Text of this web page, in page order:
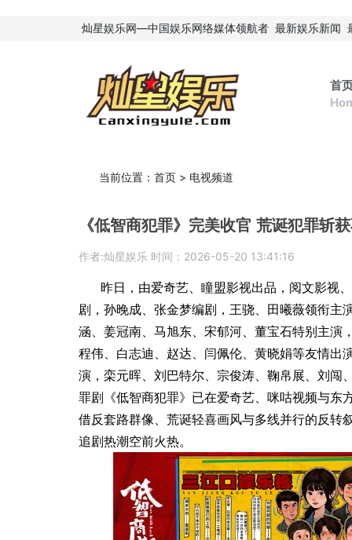
灿星娱乐网—中国娱乐网络媒体领航者 最新娱乐新闻
首
当前位置： 首页 > 电视频道
《低智商犯罪》完美收官 荒诞犯罪斩
作者:灿星娱乐 时间：2026-05-20 13:41:16
昨日，由爱奇艺、瞳盟影视出品，阅文影视
剧，孙晚成、张金梦编剧，王骁、田曦薇领衔主
涵、姜冠南、马旭东、宋郁河、董宝石特别主演
程伟、白志迪、赵达、闫佩伦、黄晓娟等友情出
演，栾元晖、刘巴特尔、宗俊涛、鞠帛展、刘闯
罪剧《低智商犯罪》已在爱奇艺、咪咕视频与东
借反套路群像、荒诞轻喜画风与多线并行的反转
追剧热潮空前火热。
」而发 焕启MARVIS
德妃正式官宣罗一舟担任品牌
代言人